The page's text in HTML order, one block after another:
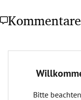
Kommentare